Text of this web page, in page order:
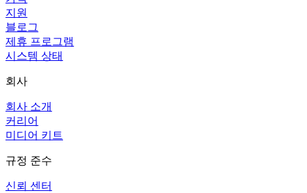
지원
블로그
제휴 프로그램
시스템 상태
회사
회사 소개
커리어
미디어 키트
규정 준수
신뢰 센터